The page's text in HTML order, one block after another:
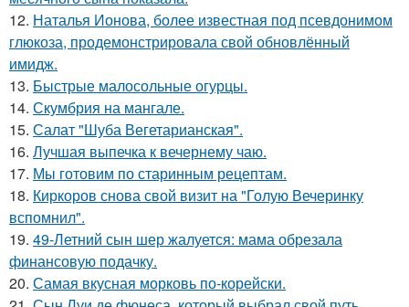
12. Наталья Ионова, более известная под псевдонимом
глюкоза, продемонстрировала свой обновлённый
имидж.
13. Быстрые малосольные огурцы.
14. Скумбрия на мангале.
15. Салат "Шуба Вегетарианская".
16. Лучшая выпечка к вечернему чаю.
17. Мы готовим по старинным рецептам.
18. Киркоров снова свой визит на "Голую Вечеринку
вспомнил".
19. 49-Летний сын шер жалуется: мама обрезала
финансовую подачку.
20. Самая вкусная морковь по-корейски.